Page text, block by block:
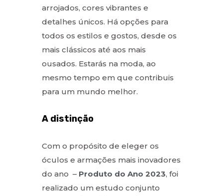
arrojados, cores vibrantes e
detalhes únicos. Há opções para
todos os estilos e gostos, desde os
mais clássicos até aos mais
ousados. Estarás na moda, ao
mesmo tempo em que contribuis
para um mundo melhor.
A distinção
Com o propósito de eleger os
óculos e armações mais inovadores
do ano – Produto do Ano 2023, foi
realizado um estudo conjunto